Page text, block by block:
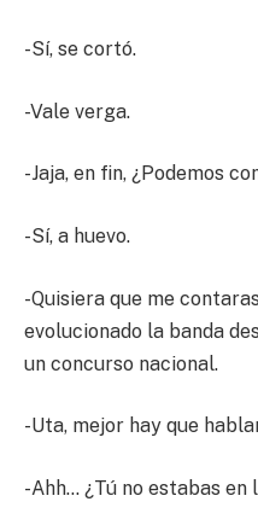
-Sí, se cortó.
-Vale verga.
-Jaja, en fin, ¿Podemos
-Sí, a huevo.
-Quisiera que me
evolucionado la banda
un concurso nacional.
-Uta, mejor hay que
-Ahh… ¿Tú no estabas en